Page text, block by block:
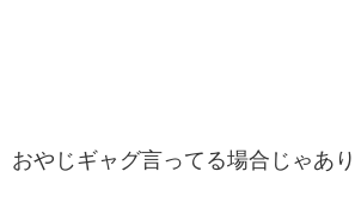
おやじギャグ言ってる場合じゃあり